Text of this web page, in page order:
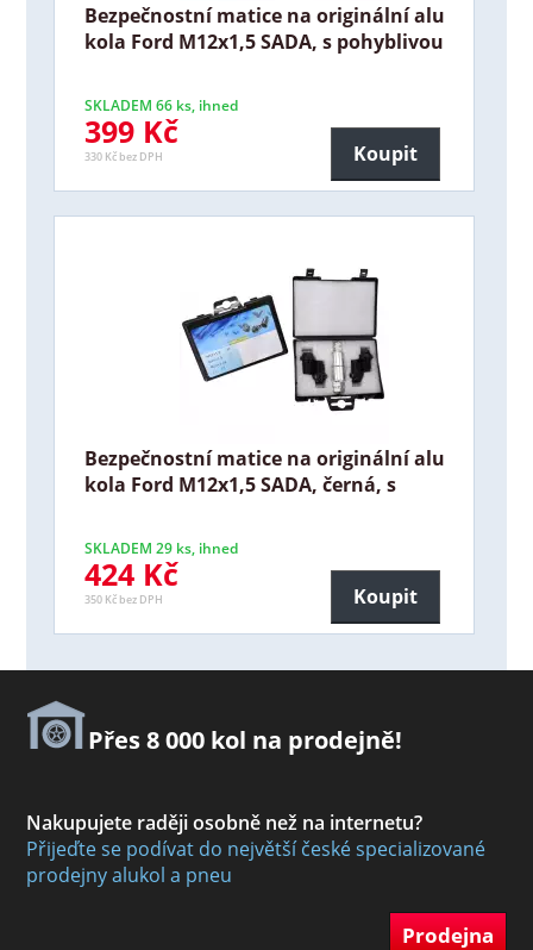
Bezpečnostní matice na originální alu
kola Ford M12x1,5 SADA, s pohyblivou
SKLADEM 66 ks, ihned
399 Kč
330 Kč bez DPH Koupit
Bezpečnostní matice na originální alu
kola Ford M12x1,5 SADA, černá, s
SKLADEM 29 ks, ihned
424 Kč
350 Kč bez DPH Koupit
Přes 8 000 kol na prodejně!
Nakupujete raději osobně než na internetu?
Přijeďte se podívat do největší české specializované
prodejny alukol a pneu
Prodejna